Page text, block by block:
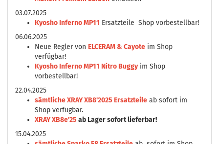
03.07.2025
Kyosho Inferno MP11 Ersatzteile Shop vorbestellbar!
06.06.2025
Neue Regler von ELCERAM & Cayote im Shop
verfügbar!
Kyosho Inferno MP11 Nitro Buggyim Shop
vorbestellbar!
22.04.2025
sämtliche XRAY XB8'2025 Ersatzteile ab sofort im
Shop verfügbar.
XRAY XB8e'25 ab Lager sofort lieferbar!
15.04.2025